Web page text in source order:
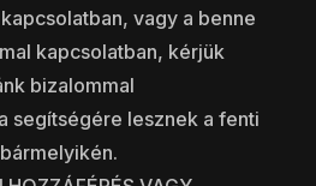
vagy a benne
kapcsolatban, kérjük
bizalommal
segítségére lesznek a fenti